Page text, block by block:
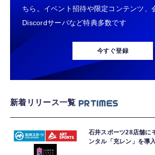
ちら。イベント招待や限定コンテンツ、
Discordサーバなど特典多数です
今すぐ登録
新着リリース一覧
石井スポーツ28店舗に
ンタル「充レン」を導入